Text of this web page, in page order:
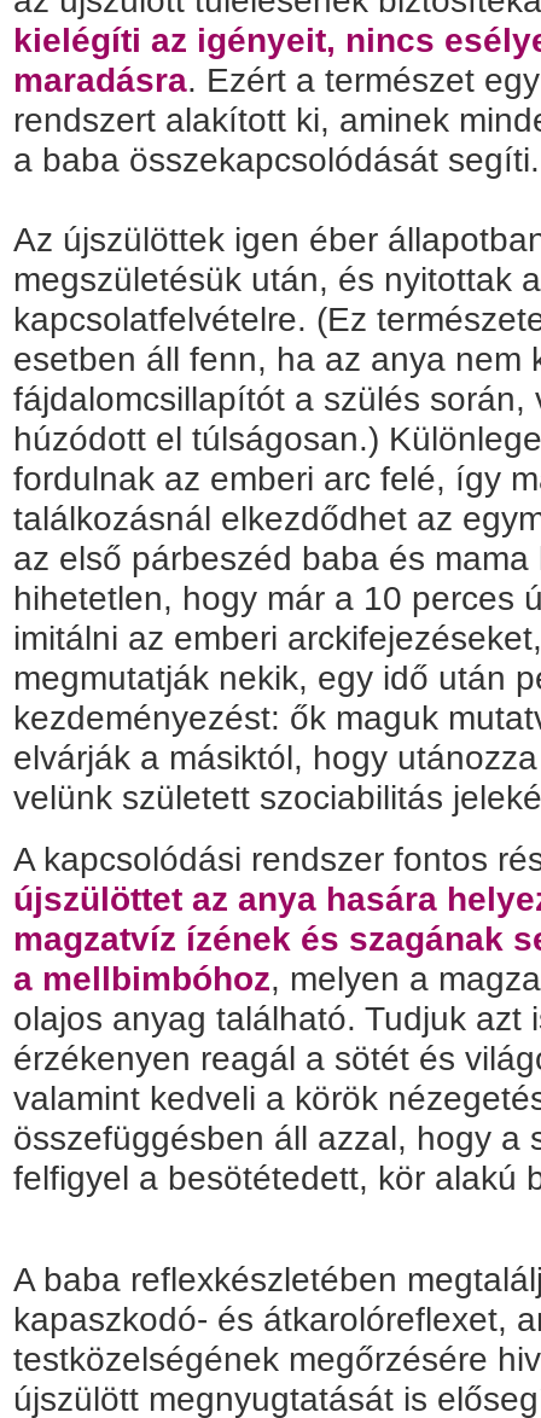
kielégíti az igényeit, nincs
maradásra. Ezért a természet
rendszert alakított ki, aminek
a baba összekapcsolódását segíti.
Az újszülöttek igen éber
megszületésük után, és nyitottak
kapcsolatfelvételre. (Ez
esetben áll fenn, ha az anya nem
fájdalomcsillapítót a szülés során,
húzódott el túlságosan.)
fordulnak az emberi arc felé, így
találkozásnál elkezdődhet az
az első párbeszéd baba és
hihetetlen, hogy már a 10 perces
imitálni az emberi
megmutatják nekik, egy idő után
kezdeményezést: ők maguk
elvárják a másiktól, hogy
velünk született szociabilitás
A kapcsolódási rendszer fontos
újszülöttet az anya hasára
magzatvíz ízének és szagának
a mellbimbóhoz, melyen a
olajos anyag található. Tudjuk azt
érzékenyen reagál a sötét és
valamint kedveli a körök
összefüggésben áll azzal, hogy a
felfigyel a besötétedett, kör
A baba reflexkészletében
kapaszkodó- és átkarolóreflexet,
testközelségének megőrzésére
újszülött megnyugtatását is